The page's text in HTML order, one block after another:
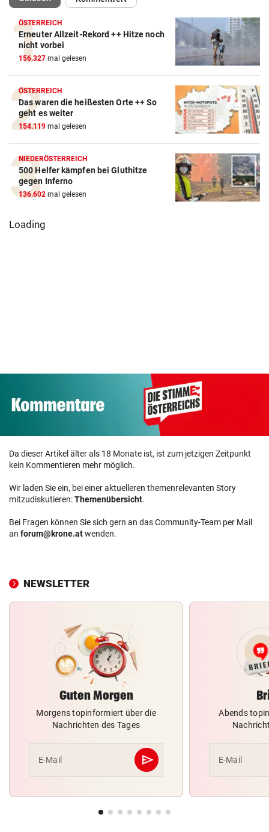
ÖSTERREICH
Erneuter Allzeit-Rekord ++ Hitze noch
nicht vorbei
156.327 mal gelesen
ÖSTERREICH
Das waren die heißesten Orte ++ So
geht es weiter
154.119 mal gelesen
NIEDERÖSTERREICH
500 Helfer kämpfen bei Gluthitze
gegen Inferno
136.602 mal gelesen
Loading
Da dieser Artikel älter als 18 Monate ist, ist zum jetzigen Zeitpunkt
kein Kommentieren mehr möglich.
Wir laden Sie ein, bei einer aktuelleren themenrelevanten Story
mitzudiskutieren:Themenübersicht.
Bei Fragen können Sie sich gern an das Community-Team per Mail
an forum@krone.atwenden.
NEWSLETTER
Guten Morgen
Morgens topinformiert über die
Nachrichten des Tages
E-Mail send
Abschicken
Abends
E-Mail